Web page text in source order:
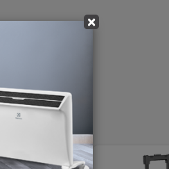
×